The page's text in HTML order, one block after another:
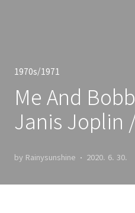
1970s/1971
Me And
Janis Joplin
by Rainysunshine 2020. 6. 30.